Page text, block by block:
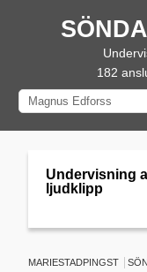
182
Undervisning
ljudklipp
MARIESTADPINGST